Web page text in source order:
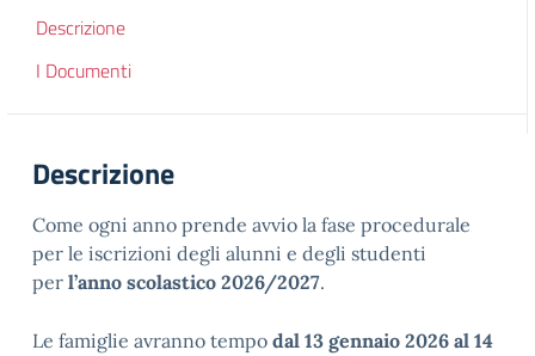
Descrizione
I Documenti
Descrizione
Come ogni anno prende avvio la fase procedurale
per le iscrizioni degli alunni e degli studenti
per l’anno scolastico 2026/2027.
Le famiglie avranno tempo dal 13 gennaio 2026 al 14